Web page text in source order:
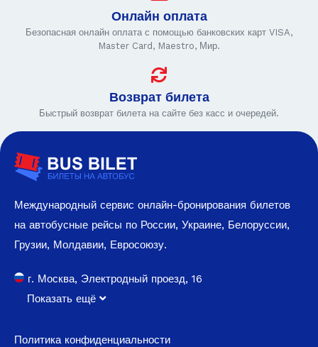
Онлайн оплата
Безопасная онлайн оплата с помощью банковских карт VISA,
Master Card, Maestro, Мир.
Возврат билета
Быстрый возврат билета на сайте без касс и очередей.
Международный сервис онлайн-бронирования билетов
на автобусные рейсы по России, Украине, Белоруссии,
Грузии, Молдавии, Евросоюзу.
г. Москва, Электродный проезд, 16
Показать ещё
Политика конфиденциальности